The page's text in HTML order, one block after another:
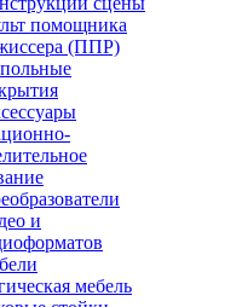
помощника
(ППР)
и
мебель